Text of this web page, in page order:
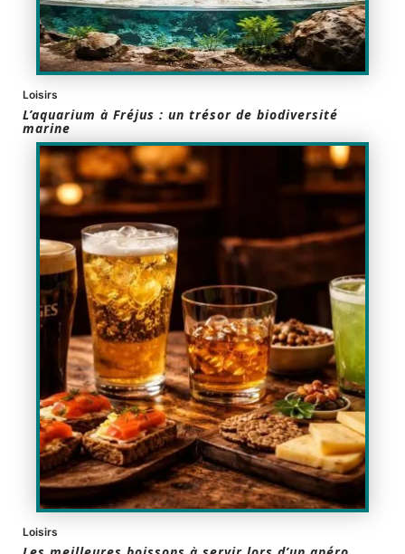
Loisirs
L’aquarium à Fréjus : un trésor de biodiversité
marine
Loisirs